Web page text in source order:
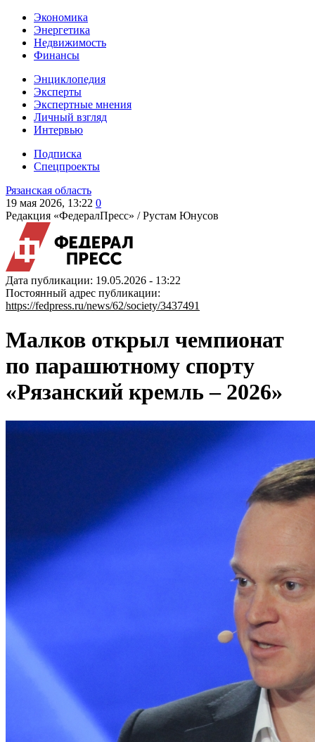
Экономика
Энергетика
Недвижимость
Финансы
Энциклопедия
Эксперты
Экспертные мнения
Личный взгляд
Интервью
Подписка
Спецпроекты
Рязанская область
19 мая 2026, 13:22 0
Редакция «ФедералПресс» /Рустам Юнусов
Дата публикации: 19.05.2026 - 13:22
Постоянный адрес публикации:
https://fedpress.ru/news/62/society/3437491
Малков открыл чемпионат
по парашютному спорту
«Рязанский кремль – 2026»